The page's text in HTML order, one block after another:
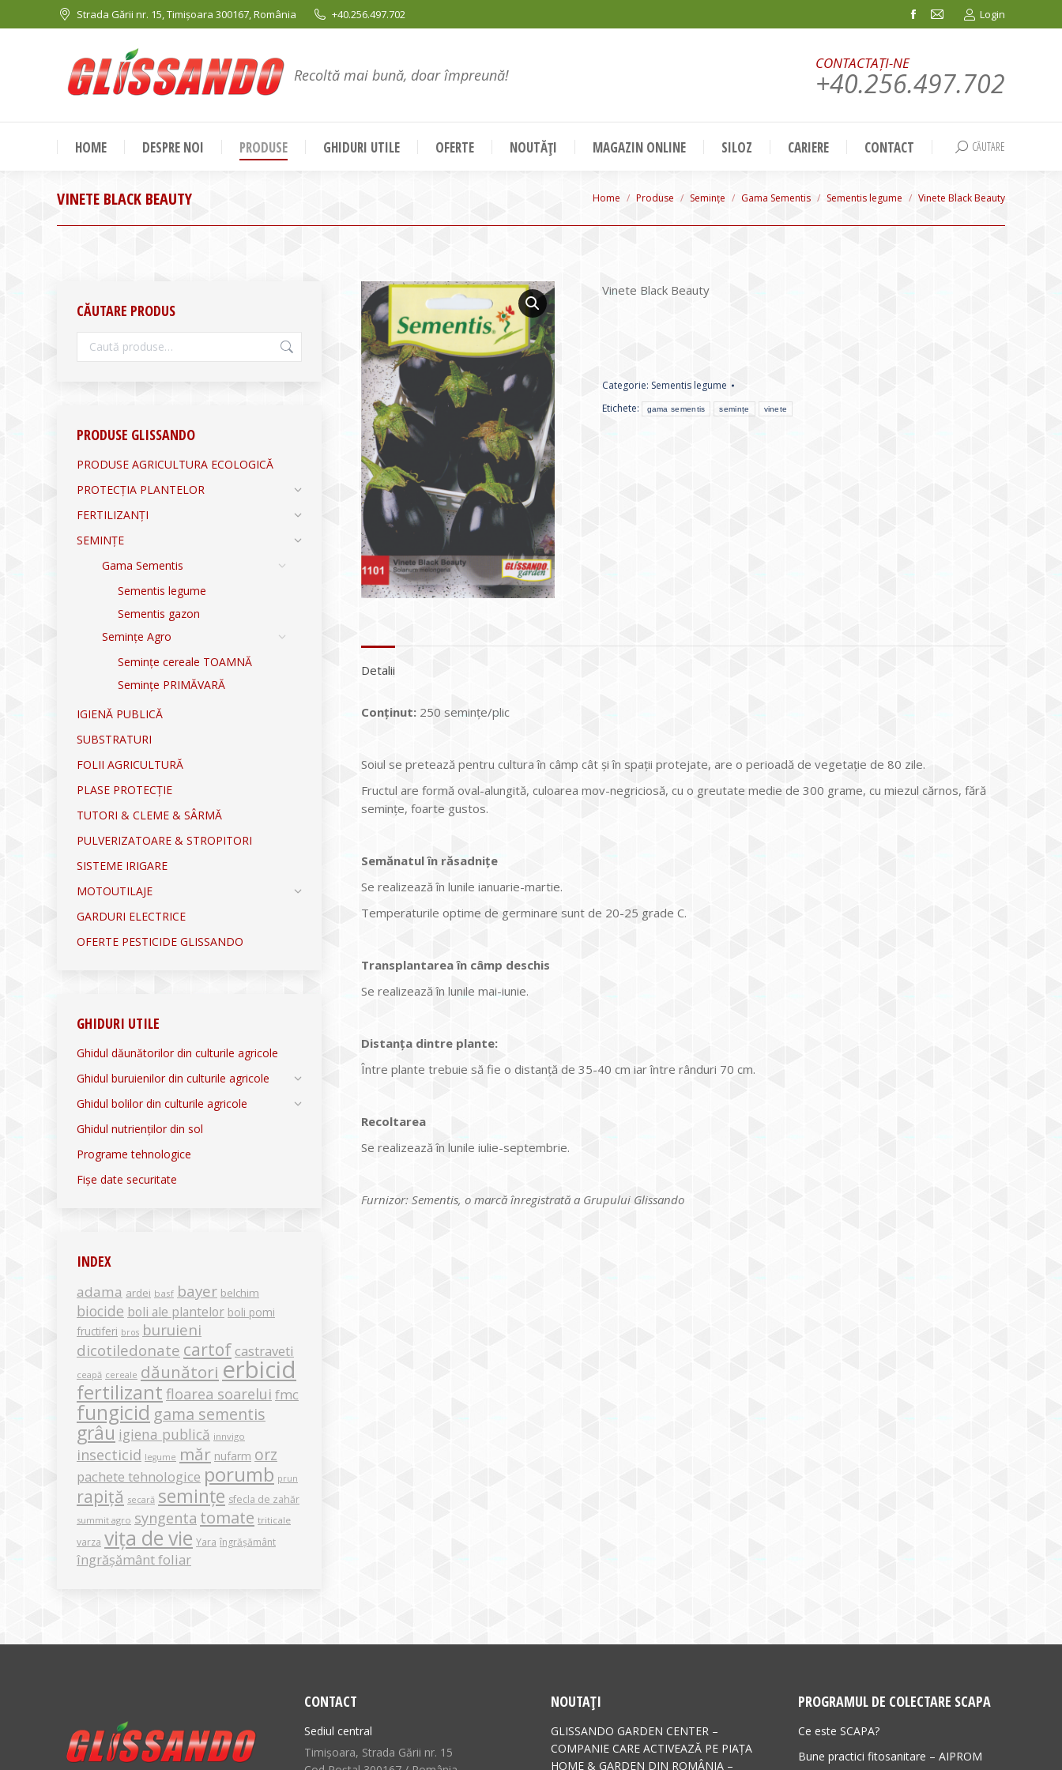
Strada Gării nr. 15, Timișoara 300167, România +40.256.497.702
Facebook
in
window
Mail
in
window
Login
Recoltă mai bună, doar împreună!
CONTACTAȚI-NE
+40.256.497.702
HOME DESPRE NOI PRODUSE GHIDURI UTILE OFERTE NOUTĂȚI MAGAZIN ONLINE SILOZ CARIERE CONTACT Search:
CĂUTARE
VINETE BLACK BEAUTY You are here:
Home Produse Semințe Gama Sementis Sementis legume Vinete Black Beauty
Vinete Black Beauty
Categorie: Sementis legume
Etichete:
gama sementis semințe vinete
Detalii
Conținut: 250 seminţe/plic
Soiul se pretează pentru cultura în câmp cât şi în spaţii protejate, are o perioadă de vegetaţie de 80 zile.
Fructul are formă oval-alungită, culoarea mov-negriciosă, cu o greutate medie de 300 grame, cu miezul cărnos, fără
seminţe, foarte gustos.
Semănatul în răsadniţe
Se realizează în lunile ianuarie-martie.
Temperaturile optime de germinare sunt de 20-25 grade C.
Transplantarea în câmp deschis
Se realizează în lunile mai-iunie.
Distanţa dintre plante:
Între plante trebuie să fie o distanţă de 35-40 cm iar între rânduri 70 cm.
Recoltarea
Se realizează în lunile iulie-septembrie.
Furnizor: Sementis, o marcă înregistrată a Grupului Glissando
CĂUTARE PRODUS
PRODUSE GLISSANDO
PRODUSE AGRICULTURA ECOLOGICĂ
PROTECȚIA PLANTELOR
FERTILIZANȚI
SEMINȚE
Gama Sementis
Sementis legume
Sementis gazon
Semințe Agro
Semințe cereale TOAMNĂ
Semințe PRIMĂVARĂ
IGIENĂ PUBLICĂ
SUBSTRATURI
FOLII AGRICULTURĂ
PLASE PROTECȚIE
TUTORI & CLEME & SÂRMĂ
PULVERIZATOARE & STROPITORI
SISTEME IRIGARE
MOTOUTILAJE
GARDURI ELECTRICE
OFERTE PESTICIDE GLISSANDO
GHIDURI UTILE
Ghidul dăunătorilor din culturile agricole
Ghidul buruienilor din culturile agricole
Ghidul bolilor din culturile agricole
Ghidul nutrienților din sol
Programe tehnologice
Fișe date securitate
INDEX
adama ardei basf bayer belchim
biocide boli ale plantelor boli pomi
fructiferi bros buruieni
dicotiledonate cartof castraveti
ceapă cereale dăunători erbicid
fertilizant floarea soarelui fmc
fungicid gama sementis
grâu igiena publică innvigo
insecticid legume măr nufarm orz
pachete tehnologice porumb prun
rapiță secară semințe sfecla de zahăr
summit agro syngenta tomate triticale
varza vița de vie Yara îngrășământ
îngrășământ foliar
CONTACT
Sediul central
Timișoara, Strada Gării nr. 15
NOUTAȚI
GLISSANDO GARDEN CENTER –
COMPANIE CARE ACTIVEAZĂ PE PIAȚA
HOME & GARDEN DIN ROMÂNIA –
PROGRAMUL DE COLECTARE SCAPA
Ce este SCAPA?
Bune practici fitosanitare – AIPROM